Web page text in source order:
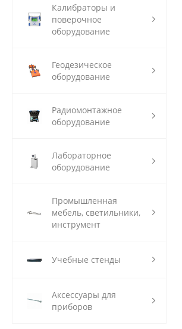
Калибраторы и
поверочное
оборудование
Геодезическое
оборудование
Радиомонтажное
оборудование
Лабораторное
оборудование
Промышленная
мебель, светильники,
инструмент
Учебные стенды
Аксессуары для
приборов